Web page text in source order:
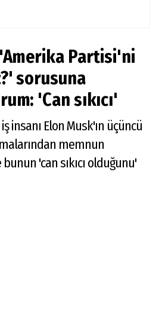
Partisi'ni
sorusuna
'Can sıkıcı'
insanı Elon Musk'ın üçüncü
memnun
'can sıkıcı olduğunu'